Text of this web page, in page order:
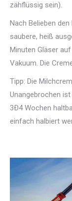
zähflüssig sein).
Nach Belieben
saubere, heiß
Minuten Gläser
Vakuum. Die
Tipp: Die
Unangebrochen
3Ð4 Wochen
einfach halbiert